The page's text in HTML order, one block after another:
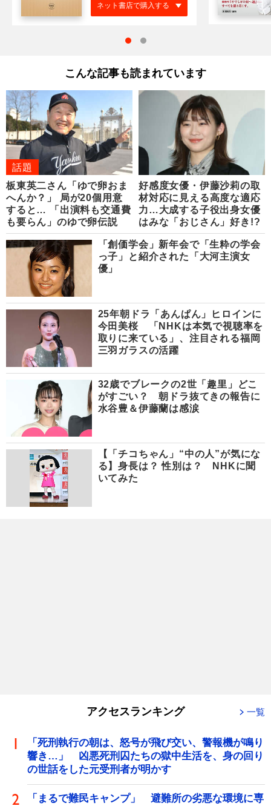
ネット書店で購入する
こんな記事も読まれています
話題
板東英二さん「ゆで卵おま
へんか？」 局が20個用意
すると… 「出演料も交通費
も要らん」のゆで卵伝説
好感度女優・伊藤沙莉の取
材対応に見える高度な適応
力…大成する子役出身女優
はみな「おじさん」好き!?
「創価学会」新年会で「生粋の学会
っ子」と紹介された「大河主演女
優」
25年朝ドラ「あんぱん」ヒロインに
今田美桜 「NHKは本気で視聴率を
取りに来ている」、注目される福岡
三羽ガラスの活躍
32歳でブレークの2世「趣里」どこ
がすごい？ 朝ドラ抜てきの報告に
水谷豊＆伊藤蘭は感涙
【「チコちゃん」“中の人”が気にな
る】身長は？ 性別は？ NHKに聞
いてみた
アクセスランキング 一覧
「死刑執行の朝は、怒号が飛び交い、警報機が鳴り
響き…」 凶悪死刑囚たちの獄中生活を、身の回り
の世話をした元受刑者が明かす
「まるで難民キャンプ」 避難所の劣悪な環境に専